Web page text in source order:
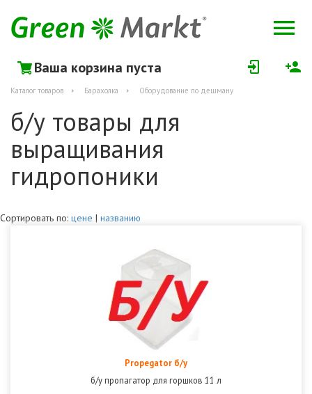
Ваша корзина пуста
Каталог товаров Барахолка Оборудование по дешману
б/у товары для
выращивания
гидропоники
Сортировать по: цене | названию
Propegator б/у
б/у пропагатор для горшков 11 л